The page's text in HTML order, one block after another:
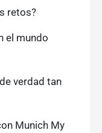
retos?
el mundo
verdad tan
Munich My